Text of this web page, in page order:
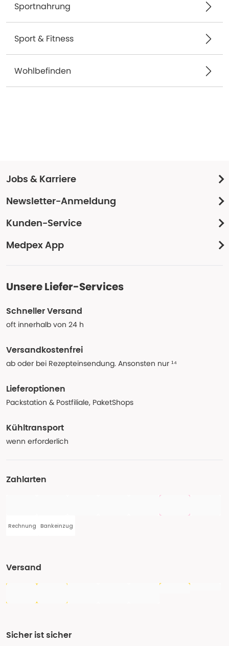
Sportnahrung
Sport & Fitness
Wohlbefinden
Jobs & Karriere
Newsletter-Anmeldung
Kunden-Service
Medpex App
Unsere Liefer-Services
Schneller Versand
oft innerhalb von 24 h
Versandkostenfrei
ab oder bei Rezepteinsendung. Ansonsten nur ¹⁴
Lieferoptionen
Packstation & Postfiliale, PaketShops
Kühltransport
wenn erforderlich
Zahlarten
Rechnung Bankeinzug
Versand
Sicher ist sicher